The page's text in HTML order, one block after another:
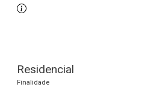
Residencial
Finalidade